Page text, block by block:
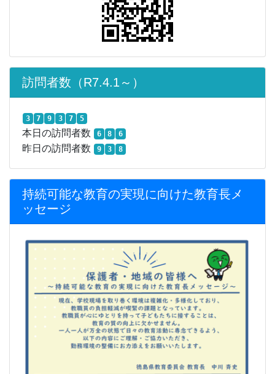
訪問者数（R7.4.1～）
3 7 9 3 7 5
本日の訪問者数 6 8 6
昨日の訪問者数 9 3 8
持続可能な教育の実現に向けた教育長メ
ッセージ